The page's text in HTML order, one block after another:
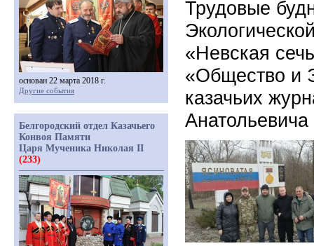
Трудовые
«Невская
«Общество и
казачьих
Анатольевича
основан 22 марта 2018 г.
Другие события
Белгородский отдел Казачьего
Конвоя Памяти
Царя Мученика Николая II
(233)